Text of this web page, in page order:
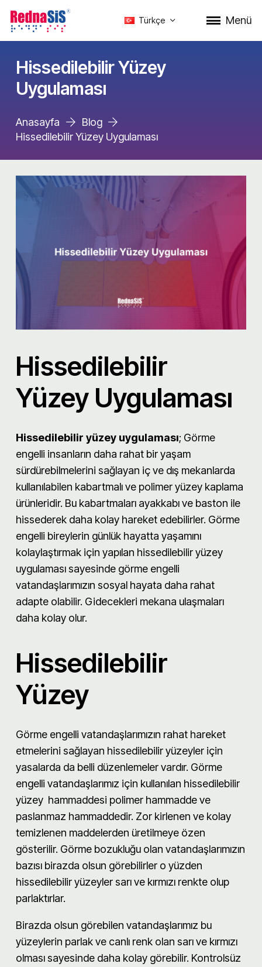
Türkçe Menü
Hissedilebilir Yüzey
Uygulaması
Anasayfa
Blog
Hissedilebilir Yüzey Uygulaması
Hissedilebilir
Yüzey Uygulaması
Hissedilebilir yüzey uygulaması; Görme
engelli insanların daha rahat bir yaşam
sürdürebilmelerini sağlayan iç ve dış mekanlarda
kullanılabilen kabartmalı ve polimer yüzey kaplama
ürünleridir. Bu kabartmaları ayakkabı ve baston ile
hissederek daha kolay hareket edebilirler. Görme
engelli bireylerin günlük hayatta yaşamını
kolaylaştırmak için yapılan hissedilebilir yüzey
uygulamasısayesinde görme engelli
vatandaşlarımızın sosyal hayata daha rahat
adapte olabilir. Gidecekleri mekana ulaşmaları
daha kolay olur.
Hissedilebilir
Yüzey
Görme engelli vatandaşlarımızın rahat hareket
etmelerini sağlayan hissedilebilir yüzeyler için
yasalarda da belli düzenlemeler vardır. Görme
engelli vatandaşlarımız için kullanılan hissedilebilir
yüzey hammaddesi polimer hammadde ve
paslanmaz hammaddedir. Zor kirlenen ve kolay
temizlenen maddelerden üretilmeye özen
gösterilir. Görme bozukluğu olan vatandaşlarımızın
bazısı birazda olsun görebilirler o yüzden
hissedilebilir yüzeyler sarı ve kırmızı renkte olup
parlaktırlar.
Birazda olsun görebilen vatandaşlarımız bu
yüzeylerin parlak ve canlı renk olan sarı ve kırmızı
olması sayesinde daha kolay görebilir. Kontrolsüz